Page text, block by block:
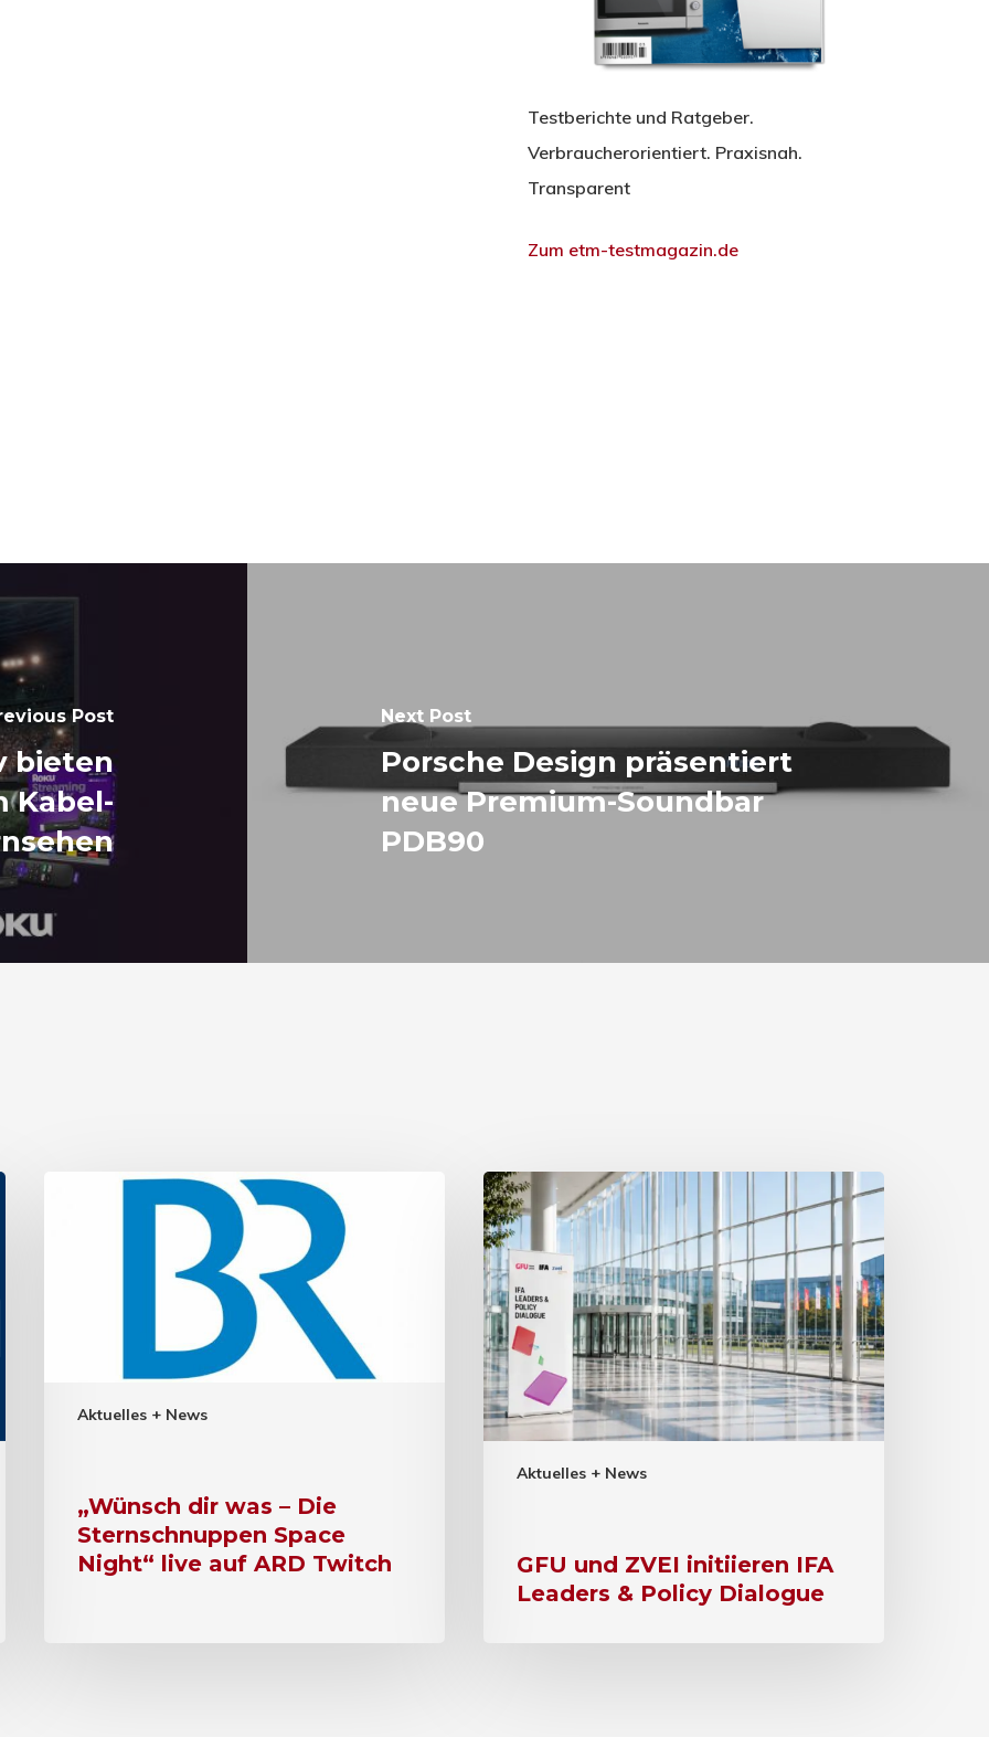
Testberichte und Ratgeber.
Verbraucherorientiert. Praxisnah.
Transparent
Zum etm-testmagazin.de
Post
bieten
Kabel-
Next Post
Porsche Design präsentiert
neue Premium-Soundbar
PDB90
Aktuelles + News
„Wünsch dir was – Die
Sternschnuppen Space
Night“ live auf ARD Twitch
Aktuelles + News
GFU und ZVEI initiieren IFA
Leaders & Policy Dialogue